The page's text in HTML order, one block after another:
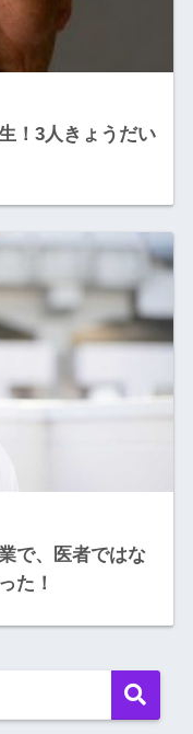
！3人きょうだい
で、医者ではな
た！